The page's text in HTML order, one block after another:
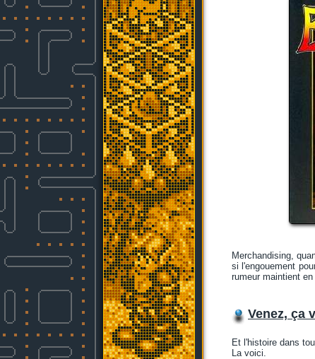
Merchandising,
si l'engouement
rumeur maintient
Venez, ça
Et l'histoire dans
La voici.